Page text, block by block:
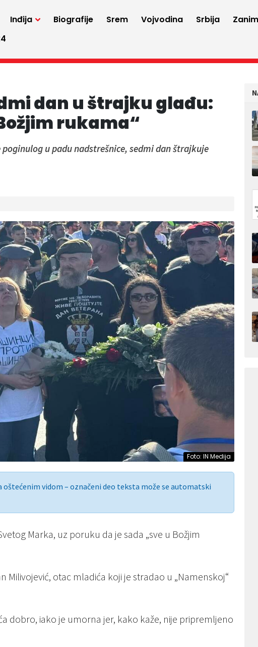
Inđija Biografije Srem Vojvodina Srbija
dan u štrajku glađu:
rukama“
u padu nadstrešnice, sedmi dan štrajkuje
Foto: IN Medija
vidom – označeni deo teksta može se automatski
Marka, uz poruku da je sada „sve u Božjim
Milivojević, otac mladića koji je stradao u „Namenskoj“
dobro, iako je umorna jer, kako kaže, nije pripremljeno